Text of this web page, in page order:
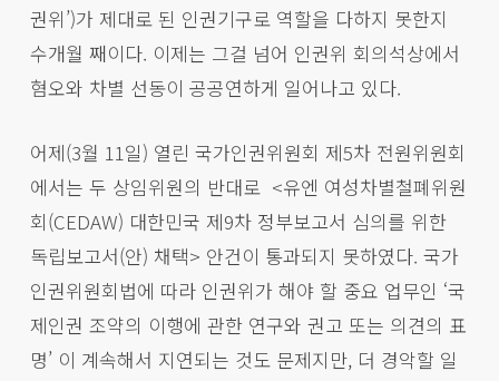
권위’)가 제대로 된 인권기구로 역할을 다하지 못한지
수개월 째이다. 이제는 그걸 넘어 인권위 회의석상에서
혐오와 차별 선동이 공공연하게 일어나고 있다.
어제(3월 11일) 열린 국가인권위원회 제5차 전원위원회
에서는 두 상임위원의 반대로 <유엔 여성차별철폐위원
회(CEDAW) 대한민국 제9차 정부보고서 심의를 위한
독립보고서(안) 채택> 안건이 통과되지 못하였다. 국가
인권위원회법에 따라 인권위가 해야 할 중요 업무인 ‘국
제인권 조약의 이행에 관한 연구와 권고 또는 의견의 표
명’ 이 계속해서 지연되는 것도 문제지만, 더 경악할 일